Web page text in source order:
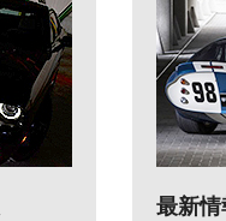
最新情